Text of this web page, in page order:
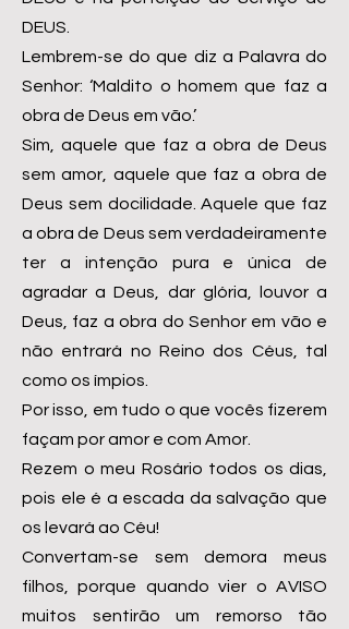
DEUS.
Lembrem-se do que diz a Palavra do
Senhor: ‘Maldito o homem que faz a
obra de Deus em vão.’
Sim, aquele que faz a obra de Deus
sem amor, aquele que faz a obra de
Deus sem docilidade. Aquele que faz
a obra de Deus sem verdadeiramente
ter a intenção pura e única de
agradar a Deus, dar glória, louvor a
Deus, faz a obra do Senhor em vão e
não entrará no Reino dos Céus, tal
como os ímpios.
Por isso, em tudo o que vocês fizerem
façam por amor e com Amor.
Rezem o meu Rosário todos os dias,
pois ele é a escada da salvação que
os levará ao Céu!
Convertam-se sem demora meus
filhos, porque quando vier o AVISO
muitos sentirão um remorso tão